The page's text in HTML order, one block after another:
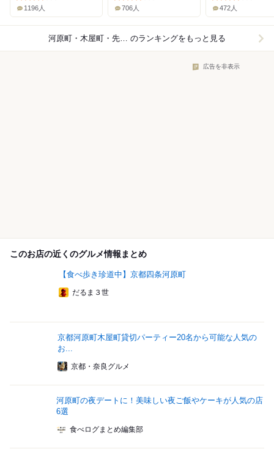
1196人 706人 472人
河原町・木屋町・先斗町×パン のランキングをもっと見る
広告を非表示
このお店の近くのグルメ情報まとめ
【食べ歩き珍道中】京都四条河原町
だるま３世
京都河原町木屋町貸切パーティー20名から可能な人気の
お...
京都・奈良グルメ
河原町の夜デートに！美味しい夜ご飯やケーキが人気の店
6選
食べログまとめ編集部